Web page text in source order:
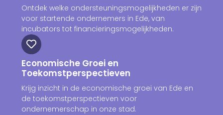
Ontdek welke ondersteuningsmogelijkheden er zijn
voor startende ondernemers in Ede, van
incubators tot financieringsmogelijkheden.
Economische Groei en
Toekomstperspectieven
Krijg inzicht in de economische groei van Ede en
de toekomstperspectieven voor
ondernemerschap in onze stad.